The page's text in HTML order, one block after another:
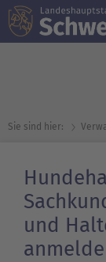
Sie sind hier:
und